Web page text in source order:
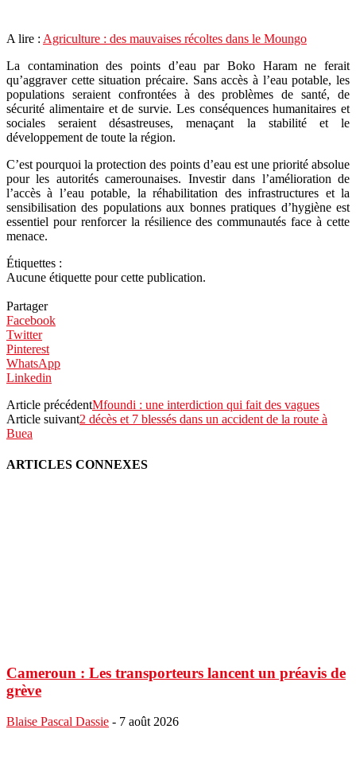
A lire : Agriculture : des mauvaises récoltes dans le Moungo
La contamination des points d’eau par Boko Haram ne ferait
qu’aggraver cette situation précaire. Sans accès à l’eau potable, les
populations seraient confrontées à des problèmes de santé, de
sécurité alimentaire et de survie. Les conséquences humanitaires et
sociales seraient désastreuses, menaçant la stabilité et le
développement de toute la région.
C’est pourquoi la protection des points d’eau est une priorité absolue
pour les autorités camerounaises. Investir dans l’amélioration de
l’accès à l’eau potable, la réhabilitation des infrastructures et la
sensibilisation des populations aux bonnes pratiques d’hygiène est
essentiel pour renforcer la résilience des communautés face à cette
menace.
Étiquettes :
Aucune étiquette pour cette publication.
Partager
Facebook
Twitter
Pinterest
WhatsApp
Linkedin
Article précédentMfoundi : une interdiction qui fait des vagues
Article suivant2 décès et 7 blessés dans un accident de la route à
Buea
ARTICLES CONNEXES
Cameroun : Les transporteurs lancent un préavis de
grève
Blaise Pascal Dassie - 7 août 2026